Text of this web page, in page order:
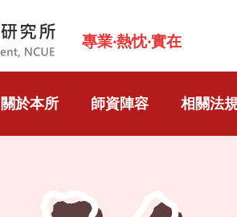
專業‧熱忱‧實在
關於本所 師資陣容 相關法